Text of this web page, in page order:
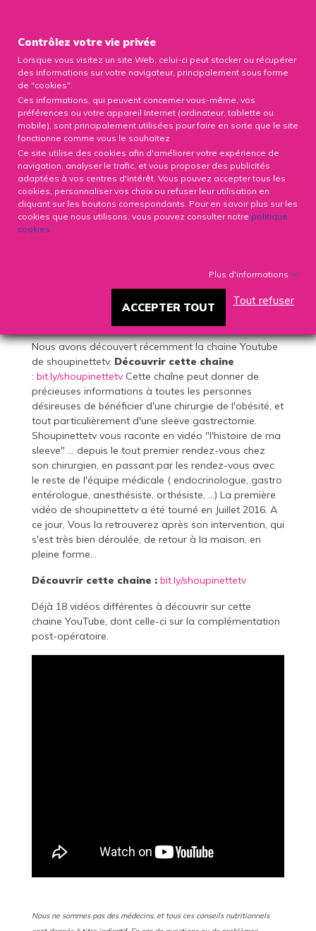
0
HISTOIRE DE MA SLEEVE EN
VIDÉO ... DÉCOUVREZ
SHOUPINETTETV.
7667 Vues 19/03/2020
Histoire de ma Sleeve en vidéo
depuis le premier rendez-vous...
Nous avons découvert récemment la chaine Youtube
de shoupinettetv. Découvrir cette chaine
: bit.ly/shoupinettetv Cette chaîne peut donner de
précieuses informations à toutes les personnes
désireuses de bénéficier d'une chirurgie de l'obésité, et
tout particulièrement d'une sleeve gastrectomie.
Shoupinettetv vous raconte en vidéo "l'histoire de ma
sleeve" ... depuis le tout premier rendez-vous chez
son chirurgien, en passant par les rendez-vous avec
le reste de l'équipe médicale ( endocrinologue, gastro
entérologue, anesthésiste, orthésiste, ...) La première
vidéo de shoupinettetv a été tourné en Juillet 2016. A
ce jour, Vous la retrouverez après son intervention, qui
s'est très bien déroulée, de retour à la maison, en
pleine forme...
Découvrir cette chaine : bit.ly/shoupinettetv
Déjà 18 vidéos différentes à découvrir sur cette
chaine YouTube, dont celle-ci sur la complémentation
post-opératoire.
Nous ne sommes pas des médecins, et tous ces conseils nutritionnels
Contrôlez votre vie privée
Lorsque vous visitez un site Web, celui-ci peut stocker ou récupérer
des informations sur votre navigateur, principalement sous forme
de "cookies".
Ces informations, qui peuvent concerner vous-même, vos
préférences ou votre appareil Internet (ordinateur, tablette ou
mobile), sont principalement utilisées pour faire en sorte que le site
fonctionne comme vous le souhaitez
Ce site utilise des cookies afin d'améliorer votre expérience de
navigation, analyser le trafic, et vous proposer des publicités
adaptées à vos centres d'intérêt. Vous pouvez accepter tous les
cookies, personnaliser vos choix ou refuser leur utilisation en
cliquant sur les boutons correspondants. Pour en savoir plus sur les
cookies que nous utilisons, vous pouvez consulter notre politique
cookies.
Plus d'informations
ACCEPTER TOUT
Tout refuser